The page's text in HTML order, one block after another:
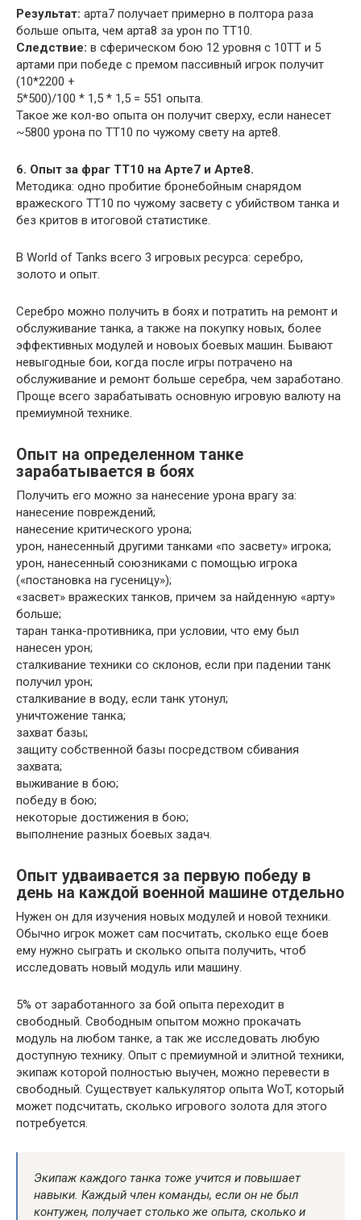
Результат: арта7 получает примерно в полтора раза
больше опыта, чем арта8 за урон по ТТ10.
Следствие: в сферическом бою 12 уровня с 10ТТ и 5
артами при победе с премом пассивный игрок получит
(10*2200 +
5*500)/100 * 1,5 * 1,5 = 551 опыта.
Такое же кол-во опыта он получит сверху, если нанесет
~5800 урона по ТТ10 по чужому свету на арте8.
6. Опыт за фраг ТТ10 на Арте7 и Арте8.
Методика: одно пробитие бронебойным снарядом
вражеского ТТ10 по чужому засвету с убийством танка и
без критов в итоговой статистике.
В World of Tanks всего 3 игровых ресурса: серебро,
золото и опыт.
Серебро можно получить в боях и потратить на ремонт и
обслуживание танка, а также на покупку новых, более
эффективных модулей и новоых боевых машин. Бывают
невыгодные бои, когда после игры потрачено на
обслуживание и ремонт больше серебра, чем заработано.
Проще всего зарабатывать основную игровую валюту на
премиумной технике.
Опыт на определенном танке
зарабатывается в боях
Получить его можно за нанесение урона врагу за:
нанесение повреждений;
нанесение критического урона;
урон, нанесенный другими танками «по засвету» игрока;
урон, нанесенный союзниками с помощью игрока
(«постановка на гусеницу»);
«засвет» вражеских танков, причем за найденную «арту»
больше;
таран танка-противника, при условии, что ему был
нанесен урон;
сталкивание техники со склонов, если при падении танк
получил урон;
сталкивание в воду, если танк утонул;
уничтожение танка;
захват базы;
защиту собственной базы посредством сбивания
захвата;
выживание в бою;
победу в бою;
некоторые достижения в бою;
выполнение разных боевых задач.
Опыт удваивается за первую победу в
день на каждой военной машине отдельно
Нужен он для изучения новых модулей и новой техники.
Обычно игрок может сам посчитать, сколько еще боев
ему нужно сыграть и сколько опыта получить, чтоб
исследовать новый модуль или машину.
5% от заработанного за бой опыта переходит в
свободный. Свободным опытом можно прокачать
модуль на любом танке, а так же исследовать любую
доступную технику. Опыт с премиумной и элитной техники,
экипаж которой полностью выучен, можно перевести в
свободный. Существует калькулятор опыта WoT, который
может подсчитать, сколько игрового золота для этого
потребуется.
Экипаж каждого танка тоже учится и повышает
навыки. Каждый член команды, если он не был
контужен, получает столько же опыта, сколько и